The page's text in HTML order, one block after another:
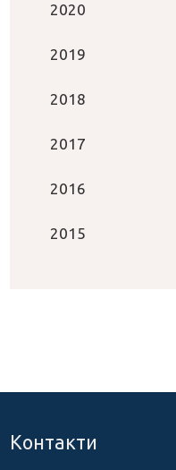
2020
2019
2018
2017
2016
2015
Контакти